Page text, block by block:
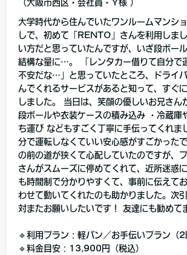
（大阪市西区・会社員・Y様 ）
大学時代から住んでいたワンルームマンシ
しで、初めて「RENTO」さんを利用しま
い方だと思っていたんですが、いざ段ボー
結構な量に…。 「レンタカー借りて自分で
不安だな…」と思っていたところ、ドライ
んでくれるサービスがあると知って、すぐ
しました。 当日は、笑顔の優しいお兄さん
段ボールや衣装ケースの積み込み ・冷蔵庫
ち運び などもすごく丁寧に手伝ってくれま
分で運転しなくていい安心感がすごかった
の前の道が狭くて心配していたのですが、
さんがスムーズに停めてくれて、近所迷惑
も時間制で分かりやすくて、事前に伝えて
わせて動いてくれたのも助かりました。次
対またお願いしたいです！ 友達にも勧めて
🔹利用プラン：軽バン／お手伝いプラン（2
🔹料金目安：13,900円（税込）